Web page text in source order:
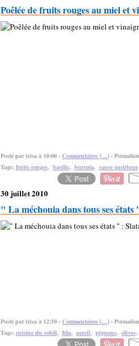
Poêlée de fruits rouges au miel et
Posté par irisa à 10:00 - Commentaires […] -
Tags: fruits rouges, basilic, burrata, sauce gastrique
30 juillet 2010
" La méchouia dans tous ses
Posté par irisa à 12:50 - Commentaires […] -
Tags: cuisine du soleil, féta, persil, pignons, olives,